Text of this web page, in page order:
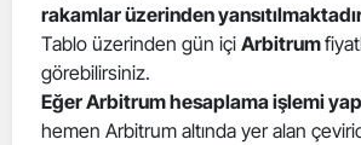
rakamlar üzerinden
Tablo üzerinden gün içi Arbitrum
görebilirsiniz.
Eğer Arbitrum hesaplama işlemi
hemen Arbitrum altında yer alan